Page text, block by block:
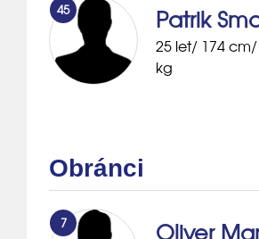
45 Patrik
25 let/ 174 cm/
kg
Obránci
7 Oliver